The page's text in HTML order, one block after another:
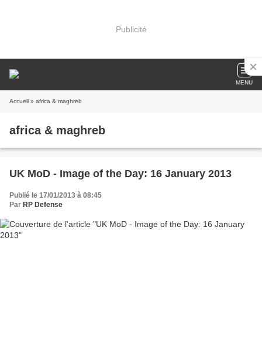
Publicité
MENU
Accueil » africa & maghreb
africa & maghreb
UK MoD - Image of the Day: 16 January 2013
Publié le 17/01/2013 à 08:45
Par RP Defense